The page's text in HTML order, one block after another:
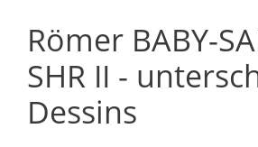
Römer BABY-
SHR II -
Dessins